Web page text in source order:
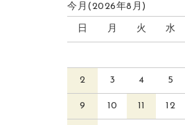
今月(2026年8月)
日 月 火 水
2 3 4 5
9 10 11 12